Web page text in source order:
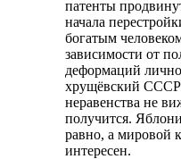
патенты
начала
богатым
зависимости от
деформаций
хрущёвский СССР
неравенства не
получится.
равно, а мировой
интересен.